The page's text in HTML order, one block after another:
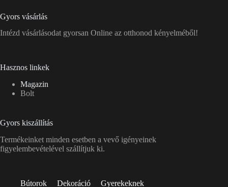
Gyors vásárlás
Intézd vásárlásodat gyorsan Online az otthonod kényelméből!
Hasznos linkek
Magazin
Bolt
Gyors kiszállítás
Termékeinket minden esetben a vevő igényeinek
figyelembevételével szállítjuk ki.
Bútorok Dekoráció Gyerekeknek